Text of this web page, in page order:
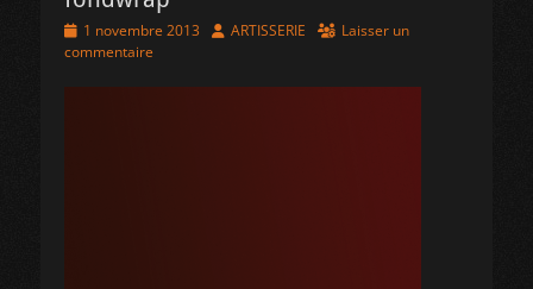
Posted
on
1 novembre 2013 Author
ARTISSERIE
Laisser un
commentaire